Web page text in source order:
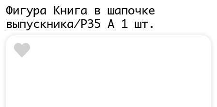
Фигура Книга в шапочке
выпускника/P35 А 1 шт.